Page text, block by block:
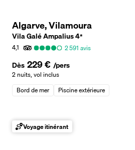
Algarve, Vilamoura
Vila Galé Ampalius4*
4,1
2 591 avis
Dès 229 € /pers
2 nuits, vol inclus
Bord de mer
Piscine extérieure
Voyage itinérant